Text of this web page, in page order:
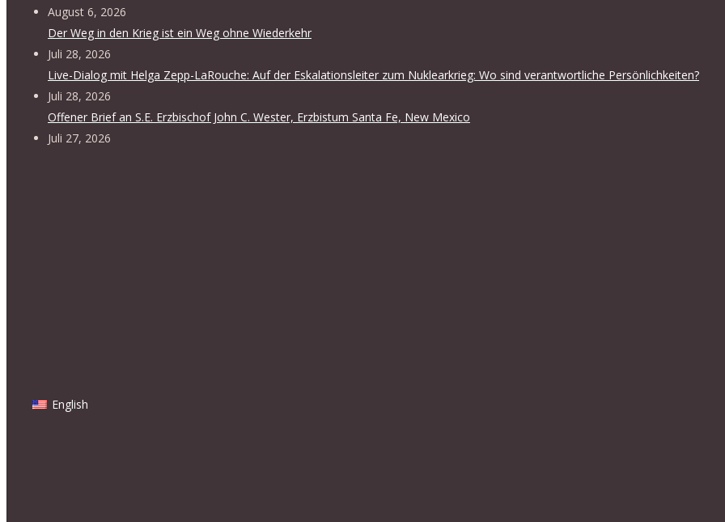
August 6, 2026
Der Weg in den Krieg ist ein Weg ohne Wiederkehr
Juli 28, 2026
Live-Dialog mit Helga Zepp-LaRouche: Auf der Eskalationsleiter zum Nuklearkrieg: Wo sind verantwortliche Persönlichkeiten?
Juli 28, 2026
Offener Brief an S.E. Erzbischof John C. Wester, Erzbistum Santa Fe, New Mexico
Juli 27, 2026
English